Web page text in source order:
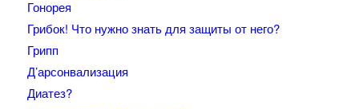
Гонорея
Грибок! Что нужно знать для защиты от него?
Грипп
Д’арсонвализация
Диатез?